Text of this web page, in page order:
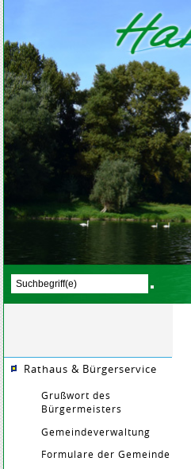
Rathaus & Bürgerservice
Grußwort des
Bürgermeisters
Gemeindeverwaltung
Formulare der Gemeinde